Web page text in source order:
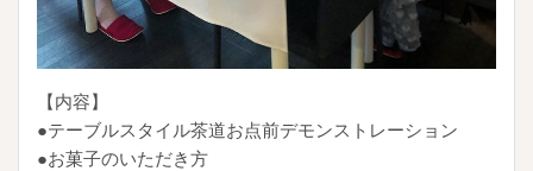
【内容】
●テーブルスタイル茶道お点前デモンストレーション
●お菓子のいただき方